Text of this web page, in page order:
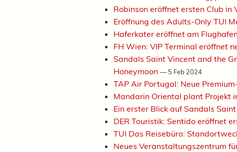
Robinson eröffnet ersten Club in
Eröffnung des Adults-Only TUI
Haferkater eröffnet am
FH Wien: VIP Terminal eröffnet
Sandals Saint Vincent and the
Honeymoon — 5 Feb 2024
TAP Air Portugal: Neue
Mandarin Oriental plant Projekt
Ein erster Blick auf Sandals
DER Touristik: Sentido eröffnet
TUI Das Reisebüro:
Neues Veranstaltungszentrum